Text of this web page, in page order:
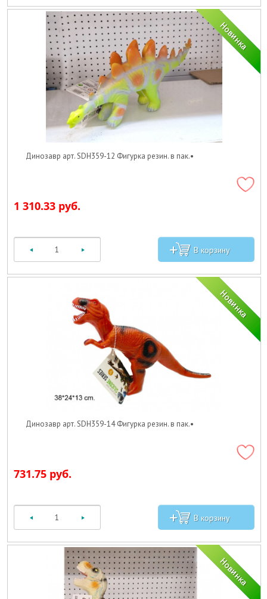
Динозавр арт. SDH359-12 Фигурка резин. в пак.•
1 310.33 руб.
Динозавр арт. SDH359-14 Фигурка резин. в пак.•
731.75 руб.